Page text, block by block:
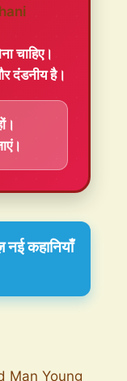
चाहिए।
दंडनीय है।
कहानियाँ
Man Young